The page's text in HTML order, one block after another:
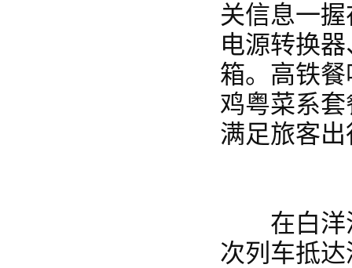
关信息一
电源转换
箱。高铁
鸡粤菜系
满足旅客
在白洋淀
次列车抵